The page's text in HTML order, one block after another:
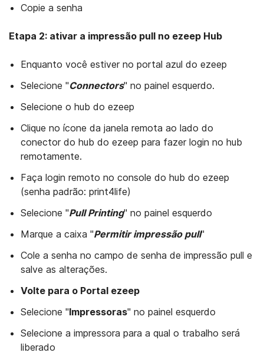
Copie a senha
Etapa 2: ativar a impressão pull no ezeep Hub
Enquanto você estiver no portal azul do ezeep
Selecione "Connectors" no painel esquerdo.
Selecione o hub do ezeep
Clique no ícone da janela remota ao lado do
conector do hub do ezeep para fazer login no hub
remotamente.
Faça login remoto no console do hub do ezeep
(senha padrão: print4life)
Selecione "Pull Printing" no painel esquerdo
Marque a caixa "Permitir impressão pull"
Cole a senha no campo de senha de impressão pull e
salve as alterações.
Volte para o Portal ezeep
Selecione "Impressoras" no painel esquerdo
Selecione a impressora para a qual o trabalho será
liberado